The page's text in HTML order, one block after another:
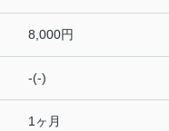
8,000円
-(-)
1ヶ月